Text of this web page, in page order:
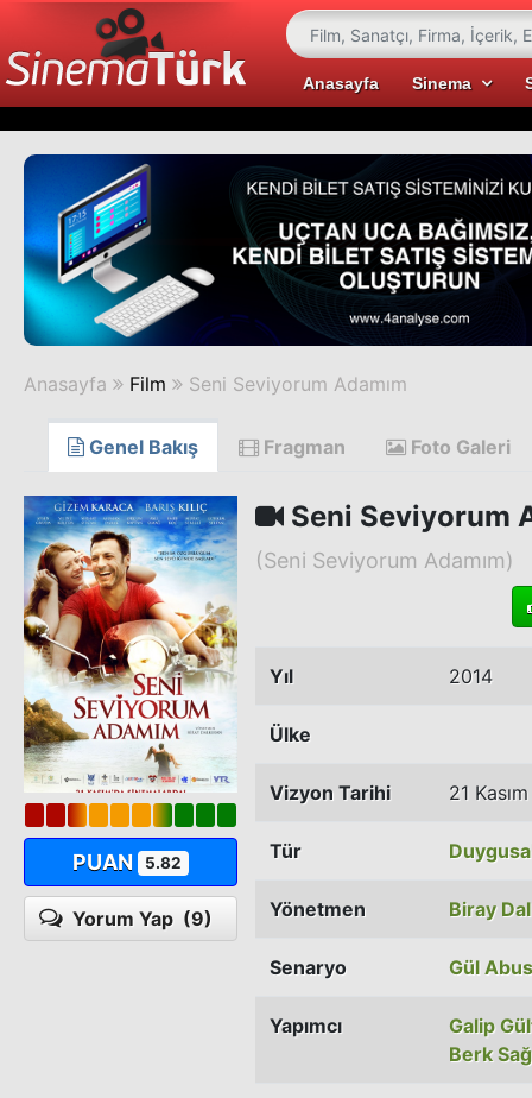
Anasayfa Sinema
Anasayfa Film Seni Seviyorum Adamım
Genel Bakış Fragman Foto Galeri
PUAN 5.82
Yorum Yap (9)
Seni Seviyorum
(Seni Seviyorum Adamım)
Yıl 2014
Ülke
Vizyon Tarihi 21
Tür
Yönetmen Biray
Senaryo Gül
Yapımcı
Galip
Berk